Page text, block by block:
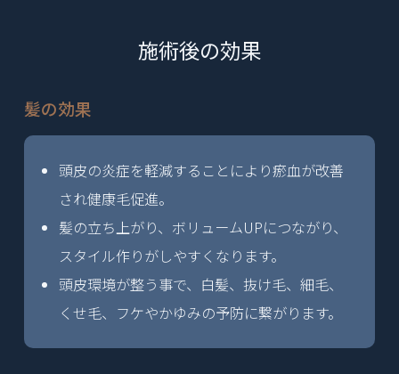
施術後の効果
髪の効果
頭皮の炎症を軽減することにより瘀血が改善
され健康毛促進。
髪の立ち上がり、ボリュームUPにつながり、
スタイル作りがしやすくなります。
頭皮環境が整う事で、白髪、抜け毛、細毛、
くせ毛、フケやかゆみの予防に繋がります。